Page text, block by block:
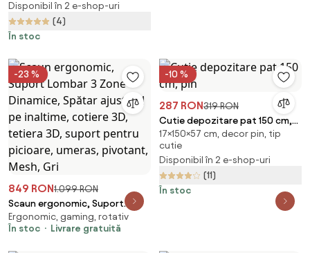
pat: Cu lamele drepte
Disponibil în 2 e-shop-uri
(4)
În stoc
-23 %
849 RON1.099 RON
Scaun ergonomic, Suport
Lombar 3 Zone Dinamice,
Spătar ajustabil pe inaltime,
Ergonomic, gaming, rotativ
În stoc
Livrare gratuită
-10 %
287 RON319 RON
Cutie depozitare pat 150 cm,
pin
17×150×57 cm, decor pin, tip
cutie
Disponibil în 2 e-shop-uri
(11)
În stoc